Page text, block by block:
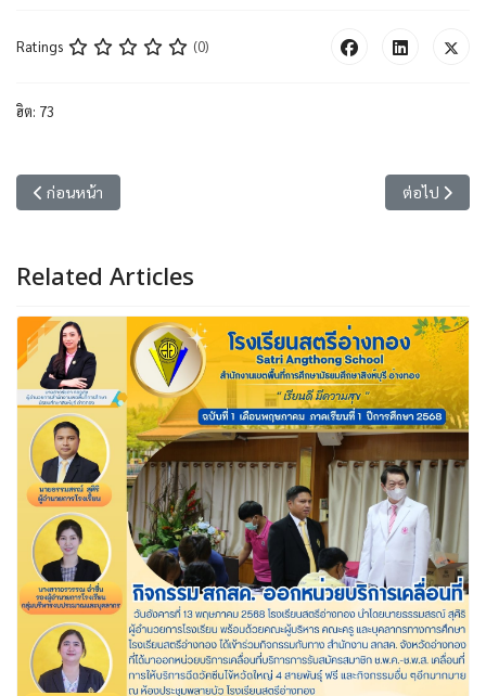
Ratings (0)
ฮิต: 73
เนื้อหาก่อนหน้า: ฉบับที่ 499 ร่วมแสดงความยินดีกับ ผอ.จุฑาทิพย์ ทวีสุข ใ
ก่อนหน้า เนื้อหาถัดไ
ต่อไป
Related Articles